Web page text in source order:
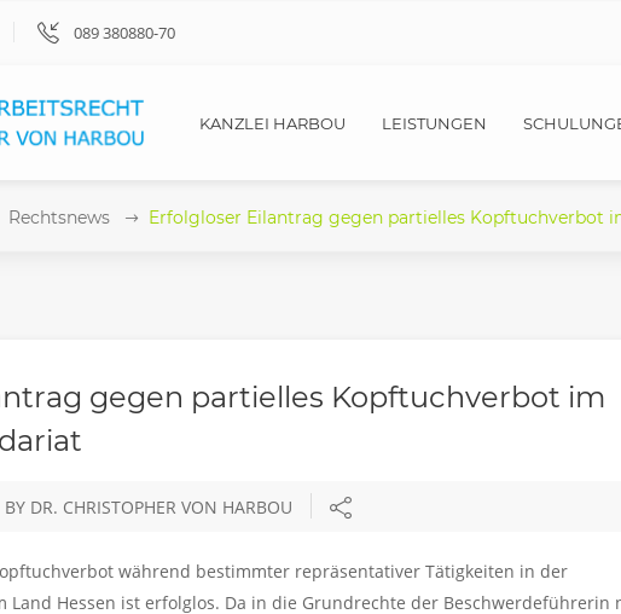
089 380880-70
KANZLEI HARBOU LEISTUNGEN
Rechtsnews Erfolgloser Eilantrag gegen partielles Kopftuchverbot
gegen partielles Kopftuchverbot im
BY DR. CHRISTOPHER VON HARBOU
während bestimmter repräsentativer Tätigkeiten in der
Land Hessen ist erfolglos. Da in die Grundrechte der Beschwerdeführerin